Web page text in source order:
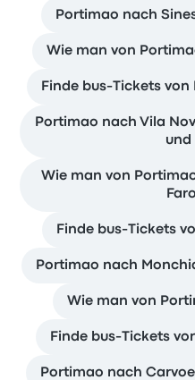
Portimao nach
Wie man von
Finde bus-Tickets
Portimao nach Vila
und
Wie man von
Finde bus-Tickets
Portimao nach
Wie man von
Finde bus-Tickets
Portimao nach